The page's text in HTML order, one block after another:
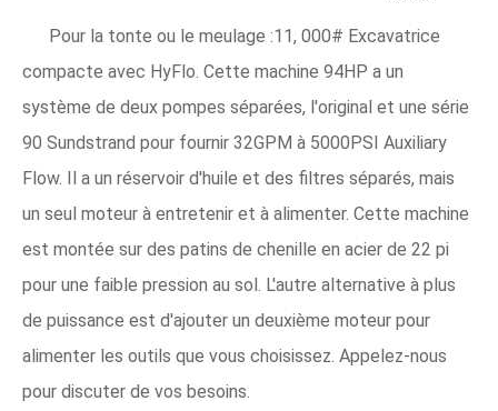
Pour la tonte ou le meulage :11, 000# Excavatrice
compacte avec HyFlo. Cette machine 94HP a un
système de deux pompes séparées, l'original et une série
90 Sundstrand pour fournir 32GPM à 5000PSI Auxiliary
Flow. Il a un réservoir d'huile et des filtres séparés, mais
un seul moteur à entretenir et à alimenter. Cette machine
est montée sur des patins de chenille en acier de 22 pi
pour une faible pression au sol. L'autre alternative à plus
de puissance est d'ajouter un deuxième moteur pour
alimenter les outils que vous choisissez. Appelez-nous
pour discuter de vos besoins.